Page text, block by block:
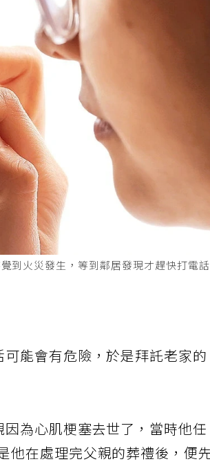
到火災發生，等到鄰居發現才趕快打電
能會有危險，於是拜託老家的
因為心肌梗塞去世了，當時他任
他在處理完父親的葬禮後，便